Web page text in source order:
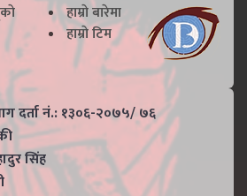
हाम्राे बारेमा
हाम्राे टिम
दर्ता नं.: १३०६-२०७५/ ७६
सिंह